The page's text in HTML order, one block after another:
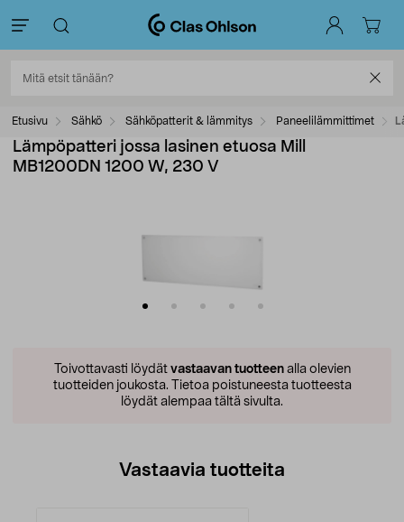
Etusivu Sähkö Sähköpatterit & lämmitys Paneelilämmittimet
Lämpöpatteri jossa lasinen etuosa Mill
MB1200DN 1200 W, 230 V
Toivottavasti löydät vastaavan tuotteenalla olevien
tuotteiden joukosta. Tietoa poistuneesta tuotteesta
löydät alempaa tältä sivulta.
Vastaavia tuotteita